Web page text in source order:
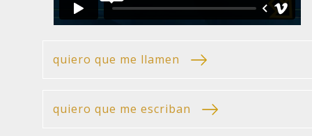
quiero que me llamen
quiero que me escriban